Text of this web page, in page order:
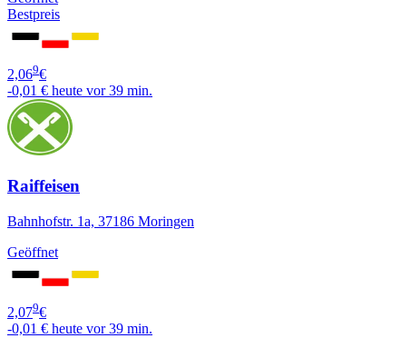
Bestpreis
2,069€
-0,01 € heute vor 39 min.
Raiffeisen
Bahnhofstr. 1a, 37186 Moringen
Geöffnet
2,079€
-0,01 € heute vor 39 min.